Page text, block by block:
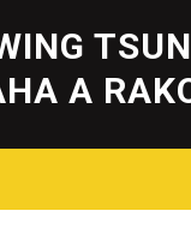
content
A